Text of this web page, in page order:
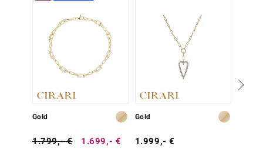
Gold
1.799,- € 1.699,- €
Gold
1.999,- €